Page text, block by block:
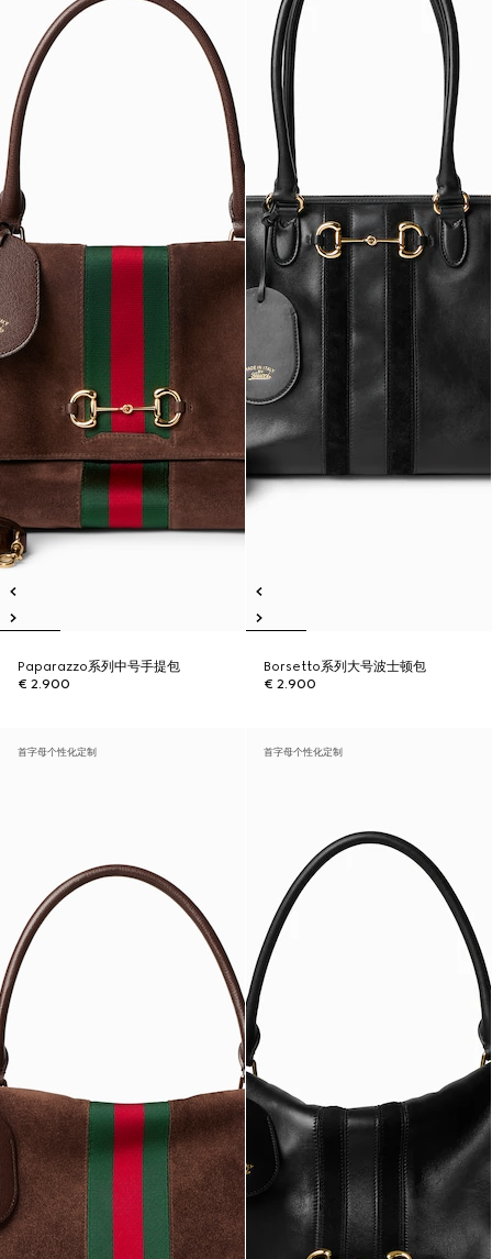
Paparazzo系列中号手提包
€ 2.900
Borsetto系列大号波士顿包
€ 2.900
首字母个性化定制 首字母个性化定制